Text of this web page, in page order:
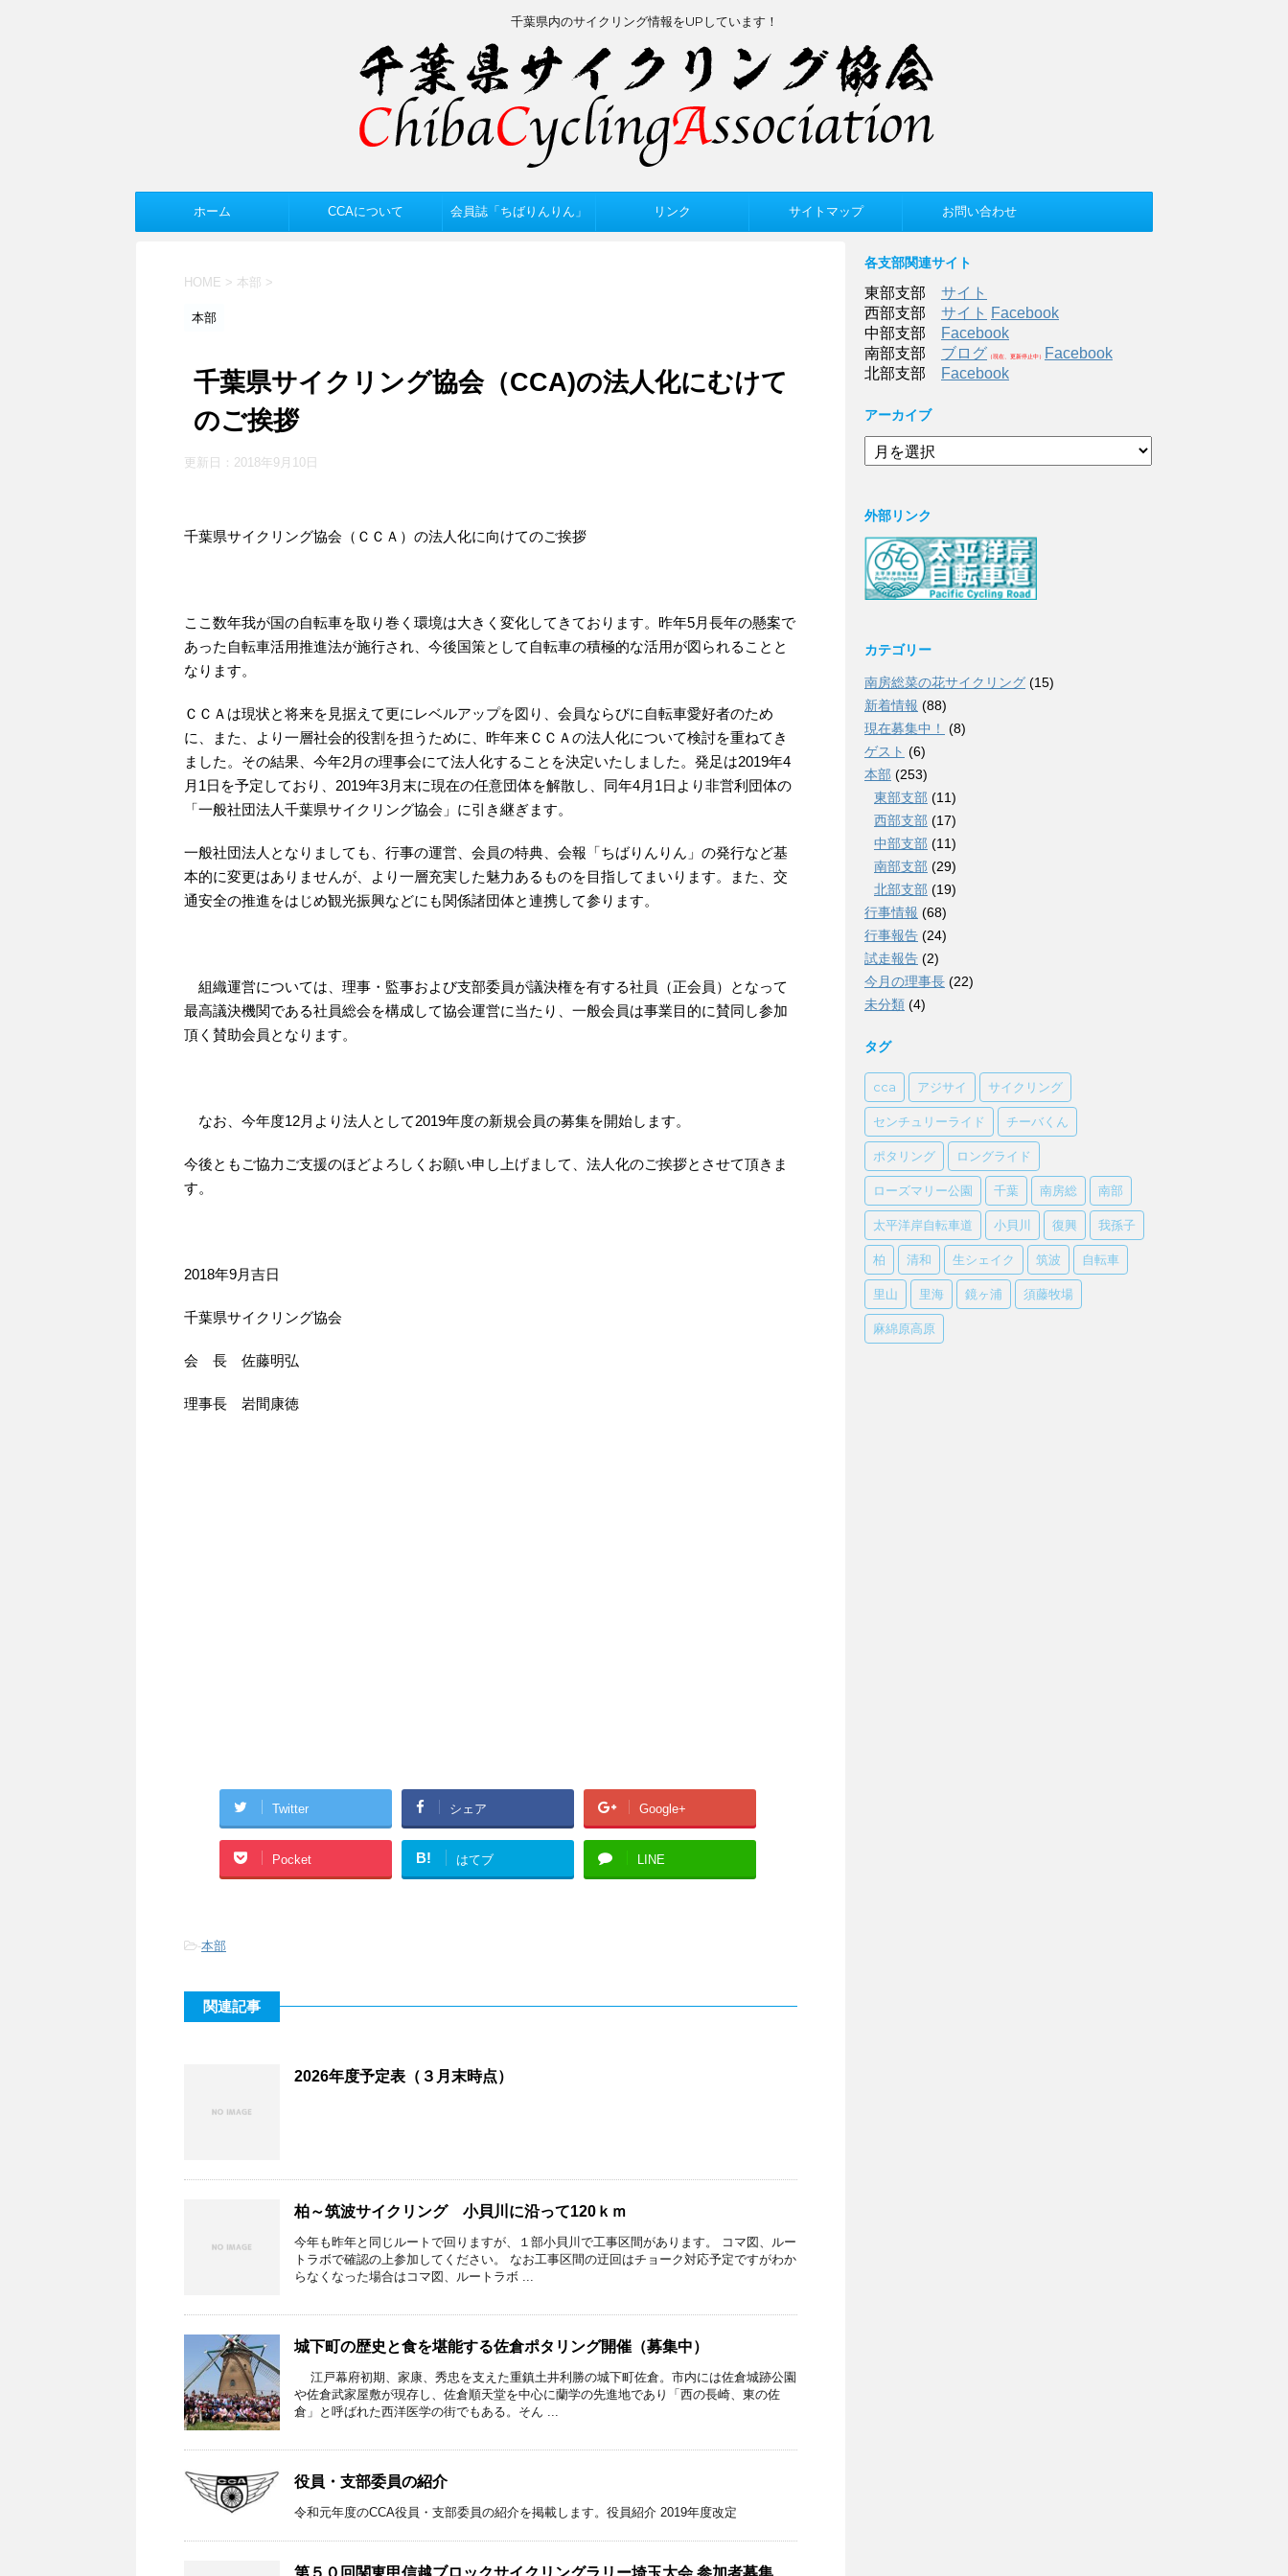
千葉県内のサイクリング情報をUPしています！
ホーム CCAについて 会員誌「ちばりんりん」 リンク サイトマップ お問い合わせ
HOME > 本部 >
本部
千葉県サイクリング協会（CCA)の法人化にむけて
のご挨拶
更新日： 2018年9月10日
千葉県サイクリング協会（ＣＣＡ）の法人化に向けてのご挨拶
ここ数年我が国の自転車を取り巻く環境は大きく変化してきております。昨年5月長年の懸案で
あった自転車活用推進法が施行され、今後国策として自転車の積極的な活用が図られることと
なります。
ＣＣＡは現状と将来を見据えて更にレベルアップを図り、会員ならびに自転車愛好者のため
に、また、より一層社会的役割を担うために、昨年来ＣＣＡの法人化について検討を重ねてき
ました。その結果、今年2月の理事会にて法人化することを決定いたしました。発足は2019年4
月1日を予定しており、2019年3月末に現在の任意団体を解散し、同年4月1日より非営利団体の
「一般社団法人千葉県サイクリング協会」に引き継ぎます。
一般社団法人となりましても、行事の運営、会員の特典、会報「ちばりんりん」の発行など基
本的に変更はありませんが、より一層充実した魅力あるものを目指してまいります。また、交
通安全の推進をはじめ観光振興などにも関係諸団体と連携して参ります。
組織運営については、理事・監事および支部委員が議決権を有する社員（正会員）となって
最高議決機関である社員総会を構成して協会運営に当たり、一般会員は事業目的に賛同し参加
頂く賛助会員となります。
なお、今年度12月より法人として2019年度の新規会員の募集を開始します。
今後ともご協力ご支援のほどよろしくお願い申し上げまして、法人化のご挨拶とさせて頂きま
す。
2018年9月吉日
千葉県サイクリング協会
会 長 佐藤明弘
理事長 岩間康徳
Twitter シェア Google+
Pocket B! はてブ LINE
-本部
関連記事
2026年度予定表（３月末時点）
柏～筑波サイクリング 小貝川に沿って120ｋｍ
今年も昨年と同じルートで回りますが、１部小貝川で工事区間があります。 コマ図、ルー
トラボで確認の上参加してください。 なお工事区間の迂回はチョーク対応予定ですがわか
らなくなった場合はコマ図、ルートラボ ...
城下町の歴史と食を堪能する佐倉ポタリング開催（募集中）
江戸幕府初期、家康、秀忠を支えた重鎮土井利勝の城下町佐倉。市内には佐倉城跡公園
や佐倉武家屋敷が現存し、佐倉順天堂を中心に蘭学の先進地であり「西の長崎、東の佐
倉」と呼ばれた西洋医学の街でもある。そん ...
役員・支部委員の紹介
令和元年度のCCA役員・支部委員の紹介を掲載します。役員紹介 2019年度改定
第５０回関東甲信越ブロックサイクリングラリー埼玉大会 参加者募集
各支部関連サイト
東部支部 サイト
西部支部 サイト Facebook
中部支部
Facebook
南部支部 ブログ （現在、更新停止中）
Facebook
北部支部
Facebook
アーカイブ
ア
ー
ブ
外部リンク
カテゴリー
南房総菜の花サイクリング (15)
新着情報 (88)
現在募集中！
(8)
ゲスト (6)
本部 (253)
東部支部 (11)
西部支部 (17)
中部支部 (11)
南部支部 (29)
北部支部 (19)
行事情報 (68)
行事報告 (24)
試走報告 (2)
今月の理事長 (22)
未分類 (4)
タグ
cca アジサイ サイクリング
センチュリーライド チーバくん
ポタリング ロングライド
ローズマリー公園 千葉 南房総 南部
太平洋岸自転車道 小貝川 復興 我孫子
柏 清和 生シェイク 筑波 自転車
里山 里海 鏡ヶ浦 須藤牧場
麻綿原高原